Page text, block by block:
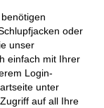
oder
unser
einfach mit Ihrer
Login-
unter
auf all Ihre